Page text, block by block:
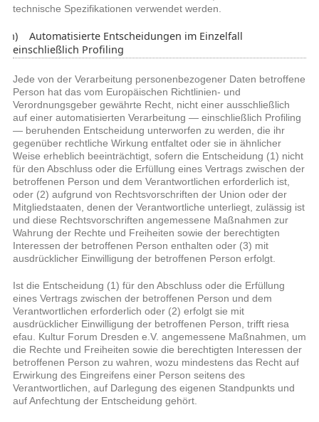
technische Spezifikationen verwendet werden.
h) Automatisierte Entscheidungen im Einzelfall
einschließlich Profiling
Jede von der Verarbeitung personenbezogener Daten betroffene
Person hat das vom Europäischen Richtlinien- und
Verordnungsgeber gewährte Recht, nicht einer ausschließlich
auf einer automatisierten Verarbeitung — einschließlich Profiling
— beruhenden Entscheidung unterworfen zu werden, die ihr
gegenüber rechtliche Wirkung entfaltet oder sie in ähnlicher
Weise erheblich beeinträchtigt, sofern die Entscheidung (1) nicht
für den Abschluss oder die Erfüllung eines Vertrags zwischen der
betroffenen Person und dem Verantwortlichen erforderlich ist,
oder (2) aufgrund von Rechtsvorschriften der Union oder der
Mitgliedstaaten, denen der Verantwortliche unterliegt, zulässig ist
und diese Rechtsvorschriften angemessene Maßnahmen zur
Wahrung der Rechte und Freiheiten sowie der berechtigten
Interessen der betroffenen Person enthalten oder (3) mit
ausdrücklicher Einwilligung der betroffenen Person erfolgt.
Ist die Entscheidung (1) für den Abschluss oder die Erfüllung
eines Vertrags zwischen der betroffenen Person und dem
Verantwortlichen erforderlich oder (2) erfolgt sie mit
ausdrücklicher Einwilligung der betroffenen Person, trifft riesa
efau. Kultur Forum Dresden e.V. angemessene Maßnahmen, um
die Rechte und Freiheiten sowie die berechtigten Interessen der
betroffenen Person zu wahren, wozu mindestens das Recht auf
Erwirkung des Eingreifens einer Person seitens des
Verantwortlichen, auf Darlegung des eigenen Standpunkts und
auf Anfechtung der Entscheidung gehört.